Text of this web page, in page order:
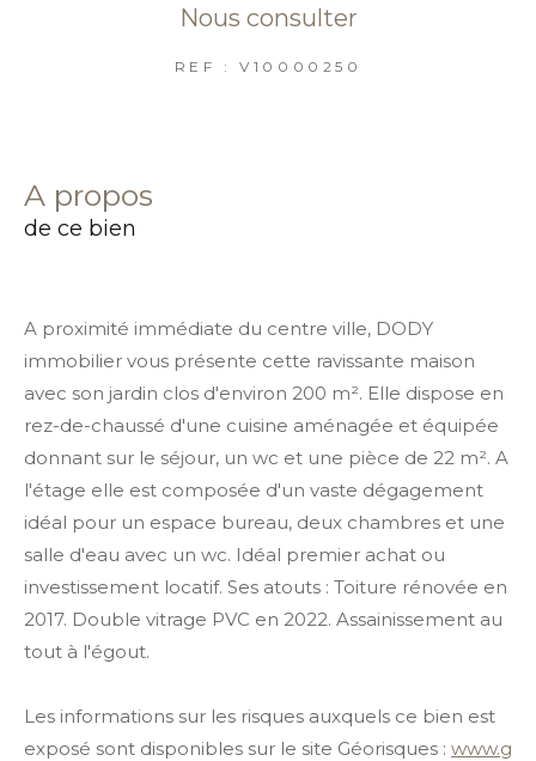
Nous consulter
REF : V10000250
a propos
de ce bien
A proximité immédiate du centre ville, DODY
immobilier vous présente cette ravissante maison
avec son jardin clos d'environ 200 m². Elle dispose en
rez-de-chaussé d'une cuisine aménagée et équipée
donnant sur le séjour, un wc et une pièce de 22 m². A
l'étage elle est composée d'un vaste dégagement
idéal pour un espace bureau, deux chambres et une
salle d'eau avec un wc. Idéal premier achat ou
investissement locatif. Ses atouts : Toiture rénovée en
2017. Double vitrage PVC en 2022. Assainissement au
tout à l'égout.
Les informations sur les risques auxquels ce bien est
exposé sont disponibles sur le site Géorisques : www.g